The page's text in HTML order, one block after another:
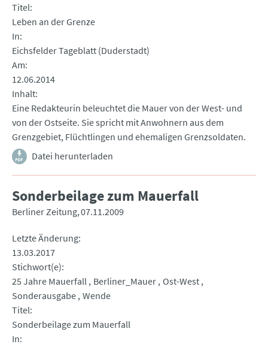
Titel
Leben an der Grenze
In
Eichsfelder Tageblatt (Duderstadt)
Am
12.06.2014
Inhalt
Eine Redakteurin beleuchtet die Mauer von der West- und
von der Ostseite. Sie spricht mit Anwohnern aus dem
Grenzgebiet, Flüchtlingen und ehemaligen Grenzsoldaten.
Datei herunterladen
Sonderbeilage zum Mauerfall
Berliner Zeitung 07.11.2009
Letzte Änderung
13.03.2017
Stichwort(e)
25 Jahre Mauerfall Berliner_Mauer Ost-West
Sonderausgabe Wende
Titel
Sonderbeilage zum Mauerfall
In